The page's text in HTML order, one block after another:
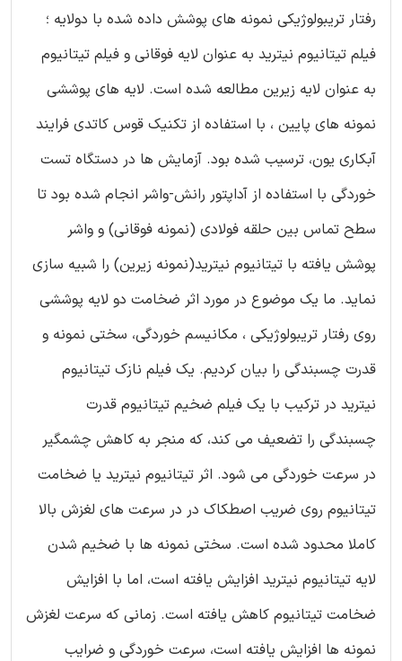
رفتار تریبولوژیکی نمونه های پوشش داده شده با دولایه ؛
فیلم تیتانیوم نیترید به عنوان لایه فوقانی و فیلم تیتانیوم
به عنوان لایه زیرین مطالعه شده است. لایه های پوششی
نمونه های پایین ، با استفاده از تکنیک قوس کاتدی فرایند
آبکاری یون، ترسیب شده بود. آزمایش ها در دستگاه تست
خوردگی با استفاده از آداپتور رانش-واشر انجام شده بود تا
سطح تماس بین حلقه فولادی (نمونه فوقانی) و واشر
پوشش یافته با تیتانیوم نیترید(نمونه زیرین) را شبیه سازی
نماید. ما یک موضوع در مورد اثر ضخامت دو لایه پوششی
روی رفتار تریبولوژیکی ، مکانیسم خوردگی، سختی نمونه و
قدرت چسبندگی را بیان کردیم. یک فیلم نازک تیتانیوم
نیترید در ترکیب با یک فیلم ضخیم تیتانیوم قدرت
چسبندگی را تضعیف می کند، که منجر به کاهش چشمگیر
در سرعت خوردگی می شود. اثر تیتانیوم نیترید یا ضخامت
تیتانیوم روی ضریب اصطکاک در در سرعت های لغزش بالا
کاملا محدود شده است. سختی نمونه ها با ضخیم شدن
لایه تیتانیوم نیترید افزایش یافته است، اما با افزایش
ضخامت تیتانیوم کاهش یافته است. زمانی که سرعت لغزش
نمونه ها افزایش یافته است، سرعت خوردگی و ضرایب